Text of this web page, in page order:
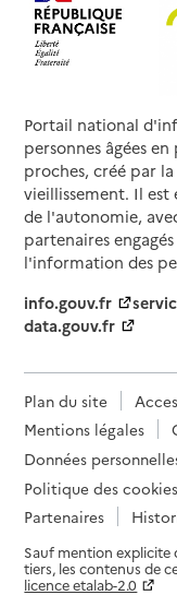
Portail national
personnes âgées
proches, créé par
vieillissement. Il
de l'autonomie,
partenaires
l'information des
info.gouv.fr
data.gouv.fr
Plan du site
Mentions légales
Données
Politique des cookies
Partenaires
Sauf mention explicite
tiers, les contenus de
licence etalab-2.0